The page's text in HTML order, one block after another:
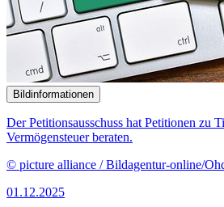
Bildinformationen
Der Petitionsausschuss hat Petitionen zu
Vermögensteuer beraten.
© picture alliance / Bildagentur-online/
01.12.2025